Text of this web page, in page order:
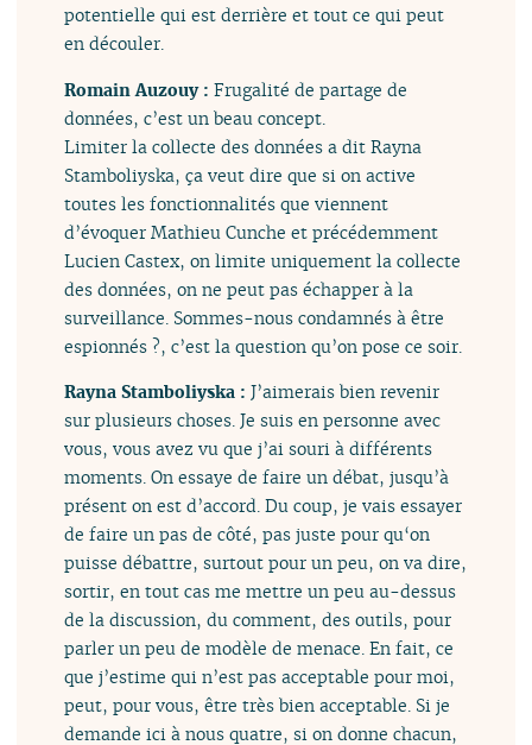
potentielle qui est derrière et tout ce qui peut
en découler.
Romain Auzouy :Frugalité de partage de
données, c’est un beau concept.
Limiter la collecte des données a dit Rayna
Stamboliyska, ça veut dire que si on active
toutes les fonctionnalités que viennent
d’évoquer Mathieu Cunche et précédemment
Lucien Castex, on limite uniquement la collecte
des données, on ne peut pas échapper à la
surveillance. Sommes-nous condamnés à être
espionnés ?, c’est la question qu’on pose ce soir.
Rayna Stamboliyska :J’aimerais bien revenir
sur plusieurs choses. Je suis en personne avec
vous, vous avez vu que j’ai souri à différents
moments. On essaye de faire un débat, jusqu’à
présent on est d’accord. Du coup, je vais essayer
de faire un pas de côté, pas juste pour qu‘on
puisse débattre, surtout pour un peu, on va dire,
sortir, en tout cas me mettre un peu au-dessus
de la discussion, du comment, des outils, pour
parler un peu de modèle de menace. En fait, ce
que j’estime qui n’est pas acceptable pour moi,
peut, pour vous, être très bien acceptable. Si je
demande ici à nous quatre, si on donne chacun,